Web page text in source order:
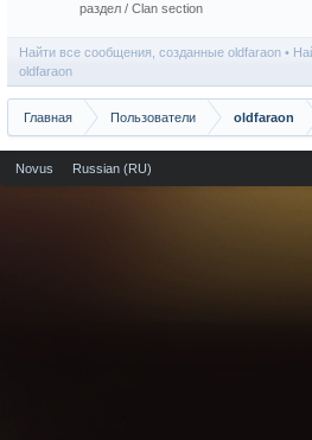
раздел / Сlan section
Найти все сообщения, созданные oldfaraon
oldfaraon
Главная Пользователи oldfaraon
Novus Russian (RU)